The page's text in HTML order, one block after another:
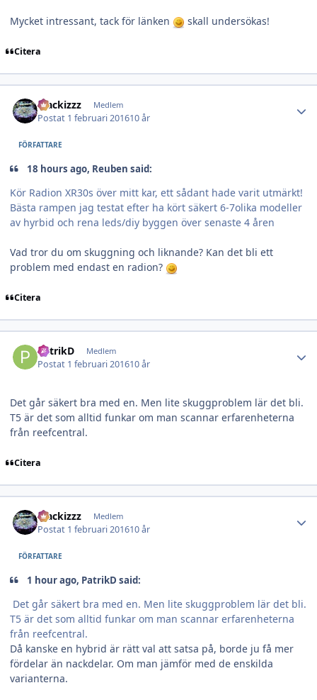
Mycket intressant, tack för länken skall undersökas!
Citera
blackizzz Medlem
Postat 1 februari 201610 år
FÖRFATTARE
18 hours ago, Reuben said:
Kör Radion XR30s över mitt kar, ett sådant hade varit utmärkt!
Bästa rampen jag testat efter ha kört säkert 6-7olika modeller
av hyrbid och rena leds/diy byggen över senaste 4 åren
Vad tror du om skuggning och liknande? Kan det bli ett
problem med endast en radion?
Citera
PatrikD Medlem
Postat 1 februari 201610 år
Det går säkert bra med en. Men lite skuggproblem lär det bli.
T5 är det som alltid funkar om man scannar erfarenheterna
från reefcentral.
Citera
blackizzz Medlem
Postat 1 februari 201610 år
FÖRFATTARE
1 hour ago, PatrikD said:
Det går säkert bra med en. Men lite skuggproblem lär det bli.
T5 är det som alltid funkar om man scannar erfarenheterna
från reefcentral.
Då kanske en hybrid är rätt val att satsa på, borde ju få mer
fördelar än nackdelar. Om man jämför med de enskilda
varianterna.